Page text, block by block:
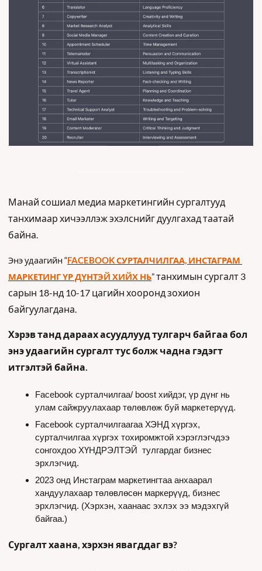
Манай сошиал медиа маркетингийн сургалтууд
танхимаар хичээллэж эхэлснийг дуулгахад таатай
байна.
Энэ удаагийн “FACEBOOK СУРТАЛЧИЛГАА, ИНСТАГРАМ
МАРКЕТИНГ ҮР ДҮНТЭЙ ХИЙХ НЬ” танхимын сургалт 3
сарын 18-нд 10-17 цагийн хооронд зохион
байгуулагдана.
Хэрэв танд дараах асуудлууд тулгарч байгаа бол
энэ удаагийн сургалт тус болж чадна гэдэгт
итгэлтэй байна.
Facebook сурталчилгаа/ boost хийдэг, үр дүнг нь
улам сайжруулахаар төлөвлөж буй маркетерүүд.
Facebook сурталчилгаагаа ХЭНД хүргэх,
сурталчилгаа хүргэх тохиромжтой хэрэглэгчдээ
сонгохдоо ХҮНДРЭЛТЭЙ  тулгардаг бизнес
эрхлэгчид.
2023 онд Инстаграм маркетингтаа анхаарал
хандуулахаар төлөвлөсөн маркерүүд, бизнес
эрхлэгчид. (Хэрхэн, хаанаас эхлэх ээ мэдэхгүй
байгаа.)
Сургалт хаана, хэрхэн явагддаг вэ?